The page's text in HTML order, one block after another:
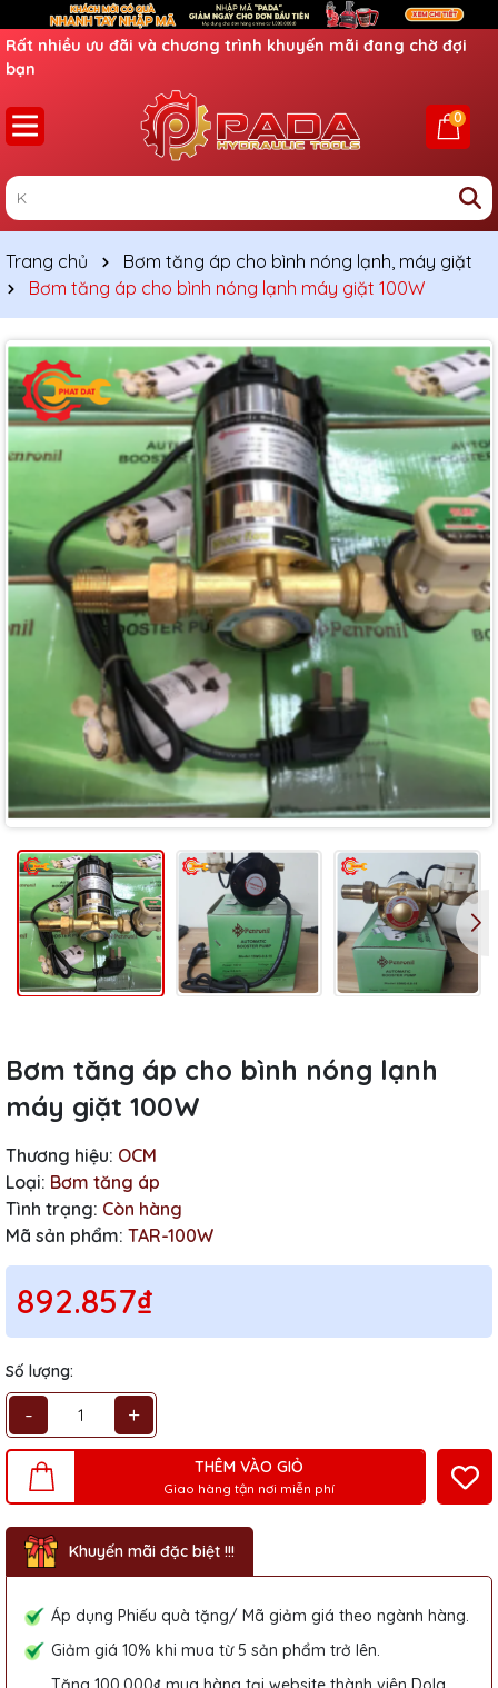
Ưu đãi lớn dành cho thành viên mới
0
Trang chủ
Bơm tăng áp cho bình nóng lạnh, máy giặt
Bơm tăng áp cho bình nóng lạnh máy giặt 100W
Bơm tăng áp cho bình nóng lạnh
máy giặt 100W
Thương hiệu: OCM
Loại: Bơm tăng áp
Tình trạng: Còn hàng
Mã sản phẩm: TAR-100W
892.857₫
Số lượng:
- +
THÊM VÀO GIỎ
Giao hàng tận nơi miễn phí
Khuyến mãi đặc biệt !!!
Áp dụng Phiếu quà tặng/ Mã giảm giá theo ngành hàng.
Giảm giá 10% khi mua từ 5 sản phẩm trở lên.